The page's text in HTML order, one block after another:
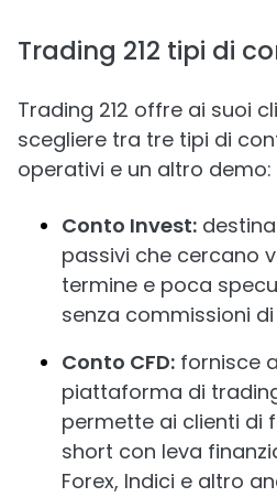
Trading 212 tipi di
Trading 212 offre ai suoi
scegliere tra tre tipi di
operativi e un altro demo:
Conto Invest:
passivi che cercano
termine e poca
senza commissioni
Conto CFD: fornisce
piattaforma di
permette ai clienti di
short con leva
Forex, Indici e altro